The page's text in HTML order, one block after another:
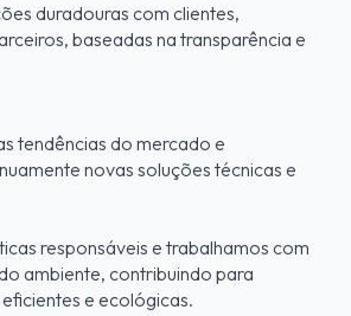
duradouras com clientes,
baseadas na transparência e
tendências do mercado e
novas soluções técnicas e
responsáveis e trabalhamos com
ambiente, contribuindo para
e ecológicas.